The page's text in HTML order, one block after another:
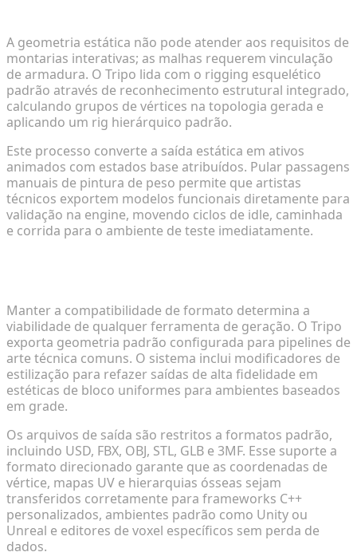
A geometria estática não pode atender aos requisitos de
montarias interativas; as malhas requerem vinculação
de armadura. O Tripo lida com o rigging esquelético
padrão através de reconhecimento estrutural integrado,
calculando grupos de vértices na topologia gerada e
aplicando um rig hierárquico padrão.
Este processo converte a saída estática em ativos
animados com estados base atribuídos. Pular passagens
manuais de pintura de peso permite que artistas
técnicos exportem modelos funcionais diretamente para
validação na engine, movendo ciclos de idle, caminhada
e corrida para o ambiente de teste imediatamente.
Manter a compatibilidade de formato determina a
viabilidade de qualquer ferramenta de geração. O Tripo
exporta geometria padrão configurada para pipelines de
arte técnica comuns. O sistema inclui modificadores de
estilização para refazer saídas de alta fidelidade em
estéticas de bloco uniformes para ambientes baseados
em grade.
Os arquivos de saída são restritos a formatos padrão,
incluindo USD, FBX, OBJ, STL, GLB e 3MF. Esse suporte a
formato direcionado garante que as coordenadas de
vértice, mapas UV e hierarquias ósseas sejam
transferidos corretamente para frameworks C++
personalizados, ambientes padrão como Unity ou
Unreal e editores de voxel específicos sem perda de
dados.